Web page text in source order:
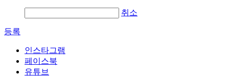
취소
등록
인스타그램
페이스북
유튜브